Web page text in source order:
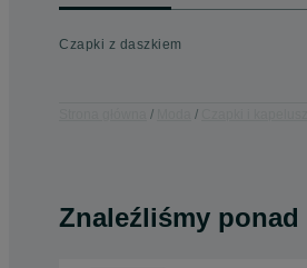
Czapki z daszkiem
Znaleźliśmy ponad